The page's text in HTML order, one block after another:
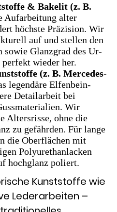
& Bakelit (z. B.
Aufarbeitung alter
höchste Präzision. Wir
auf und stellen den
sowie Glanzgrad des Ur-
wieder her.
(z. B. Mercedes-
legendäre Elfenbein-
Detailarbeit bei
Wir
Altersrisse, ohne die
zu gefährden. Für lange
die Oberflächen mit
Polyurethanlacken
hochglanz poliert.
Kunststoffe wie
Lederarbeiten –